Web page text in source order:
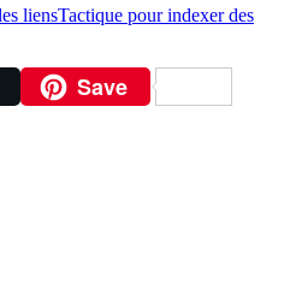
Tactique pour indexer des
Save